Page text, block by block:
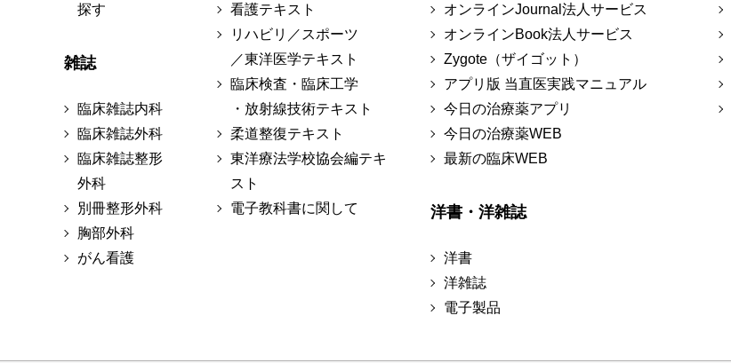
探す
雑誌
臨床雑誌内科
臨床雑誌外科
臨床雑誌整形
外科
別冊整形外科
胸部外科
がん看護
看護テキスト
リハビリ／スポーツ
／東洋医学テキスト
臨床検査・臨床工学
・放射線技術テキスト
柔道整復テキスト
東洋療法学校協会編テキ
スト
電子教科書に関して
オンラインJournal法人サービス
オンラインBook法人サービス
Zygote（ザイゴット）
アプリ版 当直医実践マニュアル
今日の治療薬アプリ
今日の治療薬WEB
最新の臨床WEB
洋書・洋雑誌
洋書
洋雑誌
電子製品